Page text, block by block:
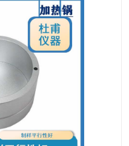
五抽头循环水真空泵
多功能油浴锅
低温恒温反应浴槽
电动搅拌器